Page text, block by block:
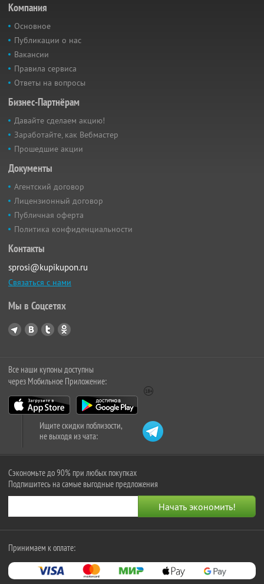
Компания
Основное
Публикации о нас
Вакансии
Правила сервиса
Ответы на вопросы
Бизнес-Партнёрам
Давайте сделаем акцию!
Заработайте, как Вебмастер
Прошедшие акции
Документы
Агентский договор
Лицензионный договор
Публичная оферта
Политика конфиденциальности
Контакты
sprosi@kupikupon.ru
Связаться с нами
Мы в Соцсетях
Все наши купоны доступны
через Мобильное Приложение:
Ищите скидки поблизости,
не выходя из чата:
Сэкономьте до 90% при любых покупках
Подпишитесь на самые выгодные предложения
Принимаем к оплате: